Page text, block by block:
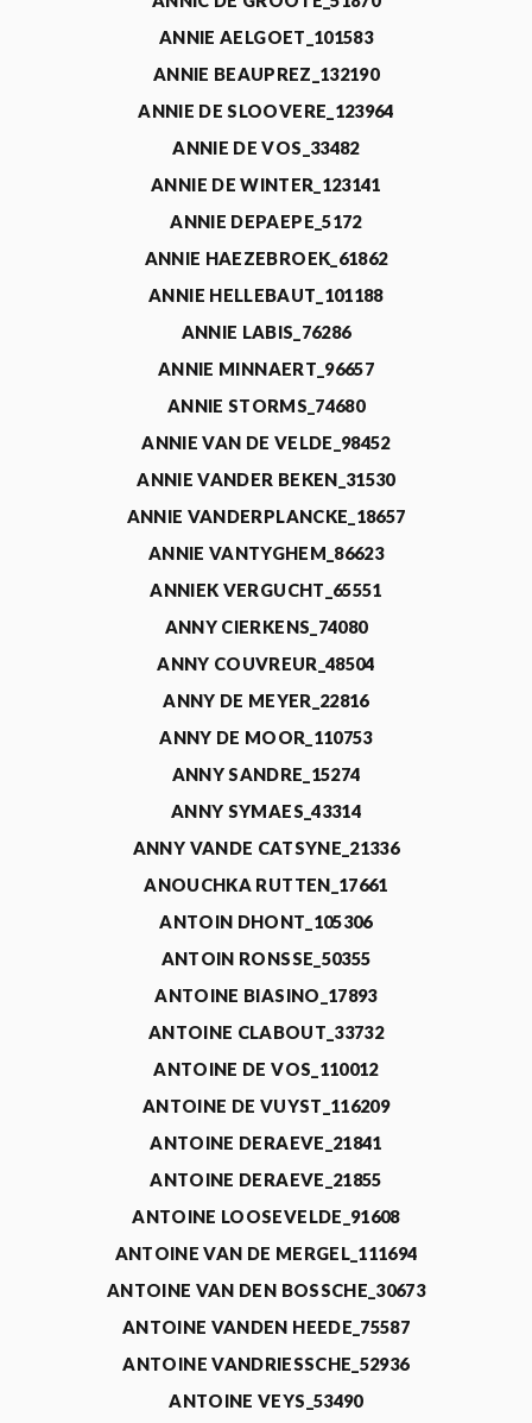
ANNIE AELGOET_101583
ANNIE BEAUPREZ_132190
ANNIE DE SLOOVERE_123964
ANNIE DE VOS_33482
ANNIE DE WINTER_123141
ANNIE DEPAEPE_5172
ANNIE HAEZEBROEK_61862
ANNIE HELLEBAUT_101188
ANNIE LABIS_76286
ANNIE MINNAERT_96657
ANNIE STORMS_74680
ANNIE VAN DE VELDE_98452
ANNIE VANDER BEKEN_31530
ANNIE VANDERPLANCKE_18657
ANNIE VANTYGHEM_86623
ANNIEK VERGUCHT_65551
ANNY CIERKENS_74080
ANNY COUVREUR_48504
ANNY DE MEYER_22816
ANNY DE MOOR_110753
ANNY SANDRE_15274
ANNY SYMAES_43314
ANNY VANDE CATSYNE_21336
ANOUCHKA RUTTEN_17661
ANTOIN DHONT_105306
ANTOIN RONSSE_50355
ANTOINE BIASINO_17893
ANTOINE CLABOUT_33732
ANTOINE DE VOS_110012
ANTOINE DE VUYST_116209
ANTOINE DERAEVE_21841
ANTOINE DERAEVE_21855
ANTOINE LOOSEVELDE_91608
ANTOINE VAN DE MERGEL_111694
ANTOINE VAN DEN BOSSCHE_30673
ANTOINE VANDEN HEEDE_75587
ANTOINE VANDRIESSCHE_52936
ANTOINE VEYS_53490